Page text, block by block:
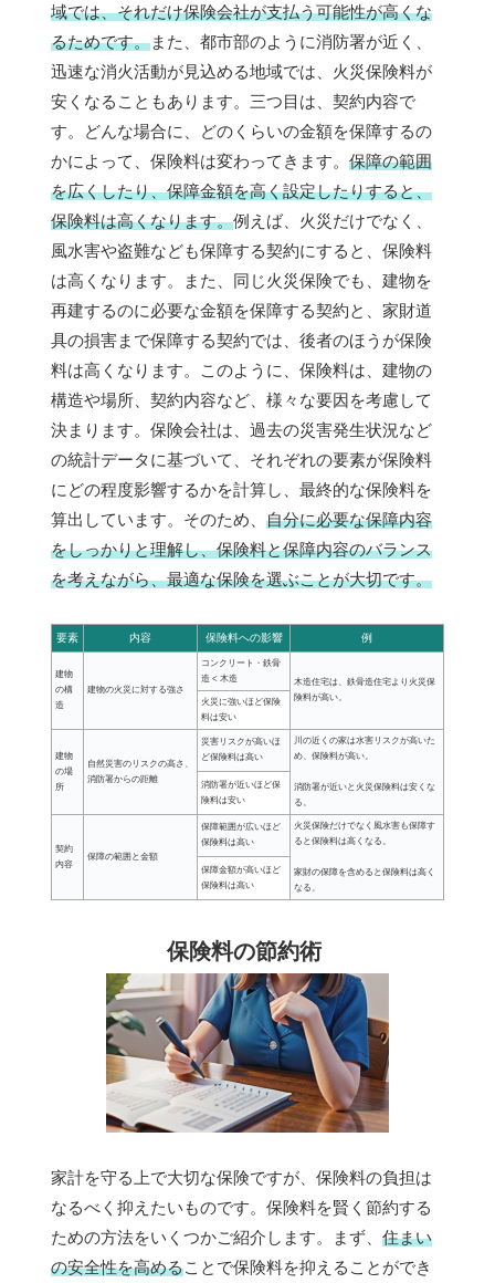
域では、それだけ保険会社が支払う可能性が高くな
るためです。また、都市部のように消防署が近く、
迅速な消火活動が見込める地域では、火災保険料が
安くなることもあります。三つ目は、契約内容で
す。どんな場合に、どのくらいの金額を保障するの
かによって、保険料は変わってきます。 保障の範囲
を広くしたり、保障金額を高く設定したりすると、
保険料は高くなります。例えば、火災だけでなく、
風水害や盗難なども保障する契約にすると、保険料
は高くなります。また、同じ火災保険でも、建物を
再建するのに必要な金額を保障する契約と、家財道
具の損害まで保障する契約では、後者のほうが保険
料は高くなります。このように、保険料は、建物の
構造や場所、契約内容など、様々な要因を考慮して
決まります。保険会社は、過去の災害発生状況など
の統計データに基づいて、それぞれの要素が保険料
にどの程度影響するかを計算し、最終的な保険料を
算出しています。そのため、 自分に必要な保障内容
をしっかりと理解し、保険料と保障内容のバランス
を考えながら、最適な保険を選ぶことが大切です。
要素 内容 保険料への影響 例
建物
の構
造
建物の火災に対する強さ
コンクリート・鉄骨
造 < 木造
木造住宅は、鉄骨造住宅より火災保
険料が高い。
火災に強いほど保険
料は安い
建物
の場
所
自然災害のリスクの高さ、
消防署からの距離
災害リスクが高いほ
ど保険料は高い
川の近くの家は水害リスクが高いた
め、保険料が高い。
消防署が近いと火災保険料は安くな
る。
消防署が近いほど保
険料は安い
契約
内容
保障の範囲と金額
保障範囲が広いほど
保険料は高い
火災保険だけでなく風水害も保障す
ると保険料は高くなる。
家財の保障を含めると保険料は高く
なる。
保障金額が高いほど
保険料は高い
保険料の節約術
家計を守る上で大切な保険ですが、保険料の負担は
なるべく抑えたいものです。保険料を賢く節約する
ための方法をいくつかご紹介します。まず、 住まい
の安全性を高めることで保険料を抑えることができ